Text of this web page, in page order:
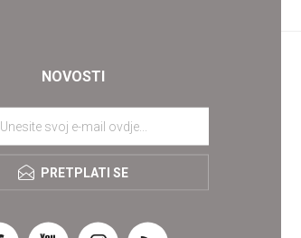
NOVOSTI
PRETPLATI SE